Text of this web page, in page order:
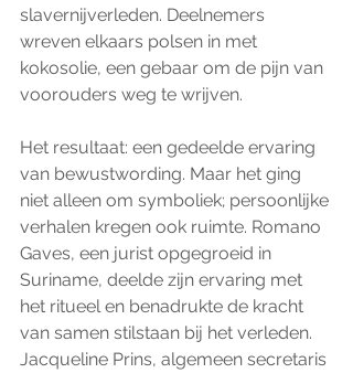
slavernijverleden. Deelnemers
wreven elkaars polsen in met
kokosolie, een gebaar om de pijn van
voorouders weg te wrijven.
Het resultaat: een gedeelde ervaring
van bewustwording. Maar het ging
niet alleen om symboliek; persoonlijke
verhalen kregen ook ruimte. Romano
Gaves, een jurist opgegroeid in
Suriname, deelde zijn ervaring met
het ritueel en benadrukte de kracht
van samen stilstaan bij het verleden.
Jacqueline Prins, algemeen secretaris